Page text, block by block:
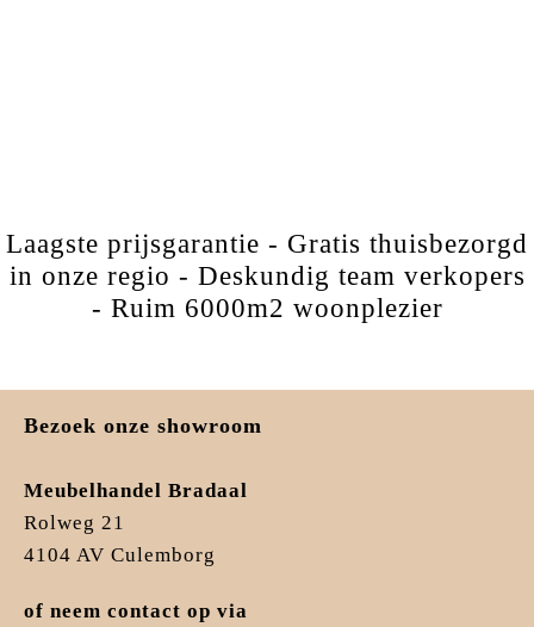
Laagste prijsgarantie - Gratis thuisbezorgd
in onze regio - Deskundig team verkopers
- Ruim 6000m2 woonplezier
Bezoek onze showroom
Meubelhandel Bradaal
Rolweg 21
4104 AV Culemborg
of neem contact op via